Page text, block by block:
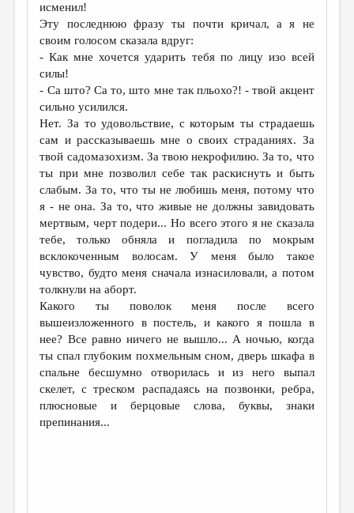
исменил!
Эту последнюю фразу ты почти кричал, а я не
своим голосом сказала вдруг:
- Как мне хочется ударить тебя по лицу изо всей
силы!
- Са што? Са то, што мне так пльохо?! - твой акцент
сильно усилился.
Нет. За то удовольствие, с которым ты страдаешь
сам и рассказываешь мне о своих страданиях. За
твой садомазoхизм. За твою некрофилию. За то, что
ты при мне позволил себе так раскиснуть и быть
слабым. За то, что ты не любишь меня, потому что
я - не она. За то, что живые не должны завидовать
мертвым, черт подери... Но всего этого я не сказала
тебе, только обняла и погладила по мокрым
всклокоченным волосам. У меня было такое
чувство, будто меня сначала изнасиловали, а потом
толкнули на аборт.
Какого ты поволок меня после всего
вышеизложенного в постель, и какого я пошла в
нее? Все равно ничего не вышло... А ночью, когда
ты спал глубоким похмельным сном, дверь шкафа в
спальне бесшумно отворилась и из него выпал
скелет, с треском распадаясь на позвонки, ребра,
плюсновые и берцовые слова, буквы, знаки
препинания...